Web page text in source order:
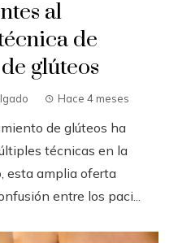
al
de
glúteos
Hace 4 meses
de glúteos ha
técnicas en la
esta amplia oferta
entre los paci...